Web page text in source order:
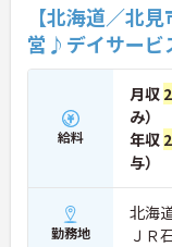
【北海道／北
営♪デイサービ
給料
月収
み）
年収
与）
勤務地
北海
ＪＲ